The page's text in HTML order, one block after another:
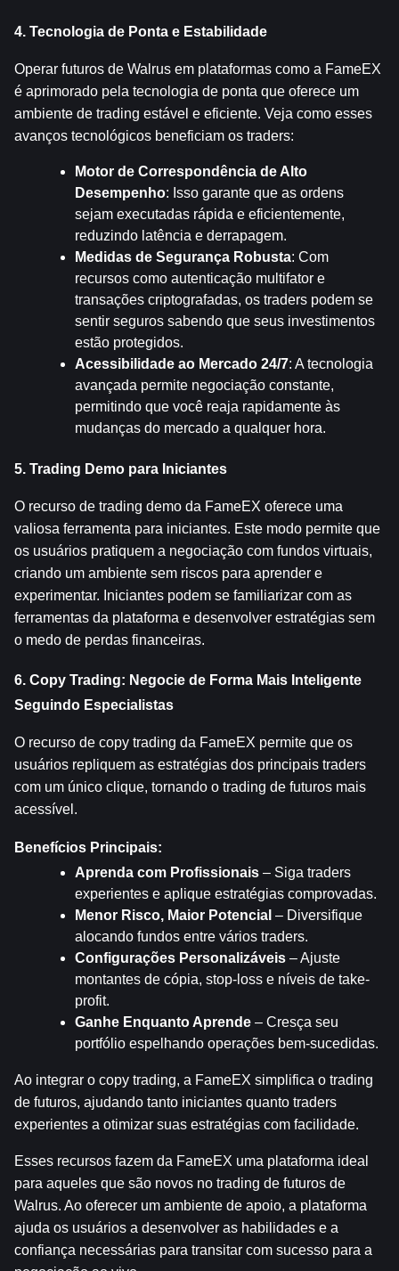
4. Tecnologia de Ponta e Estabilidade
Operar futuros de Walrus em plataformas como a FameEX
é aprimorado pela tecnologia de ponta que oferece um
ambiente de trading estável e eficiente. Veja como esses
avanços tecnológicos beneficiam os traders:
Motor de Correspondência de Alto
Desempenho: Isso garante que as ordens
sejam executadas rápida e eficientemente,
reduzindo latência e derrapagem.
Medidas de Segurança Robusta: Com
recursos como autenticação multifator e
transações criptografadas, os traders podem se
sentir seguros sabendo que seus investimentos
estão protegidos.
Acessibilidade ao Mercado 24/7: A tecnologia
avançada permite negociação constante,
permitindo que você reaja rapidamente às
mudanças do mercado a qualquer hora.
5. Trading Demo para Iniciantes
O recurso de trading demo da FameEX oferece uma
valiosa ferramenta para iniciantes. Este modo permite que
os usuários pratiquem a negociação com fundos virtuais,
criando um ambiente sem riscos para aprender e
experimentar. Iniciantes podem se familiarizar com as
ferramentas da plataforma e desenvolver estratégias sem
o medo de perdas financeiras.
6. Copy Trading: Negocie de Forma Mais Inteligente
Seguindo Especialistas
O recurso de copy trading da FameEX permite que os
usuários repliquem as estratégias dos principais traders
com um único clique, tornando o trading de futuros mais
acessível.
Benefícios Principais:
Aprenda com Profissionais – Siga traders
experientes e aplique estratégias comprovadas.
Menor Risco, Maior Potencial – Diversifique
alocando fundos entre vários traders.
Configurações Personalizáveis – Ajuste
montantes de cópia, stop-loss e níveis de take-
profit.
Ganhe Enquanto Aprende – Cresça seu
portfólio espelhando operações bem-sucedidas.
Ao integrar o copy trading, a FameEX simplifica o trading
de futuros, ajudando tanto iniciantes quanto traders
experientes a otimizar suas estratégias com facilidade.
Esses recursos fazem da FameEX uma plataforma ideal
para aqueles que são novos no trading de futuros de
Walrus. Ao oferecer um ambiente de apoio, a plataforma
ajuda os usuários a desenvolver as habilidades e a
confiança necessárias para transitar com sucesso para a